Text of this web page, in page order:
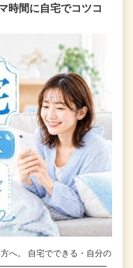
時間に自宅でコツコ
へ。 自宅でできる・自分の